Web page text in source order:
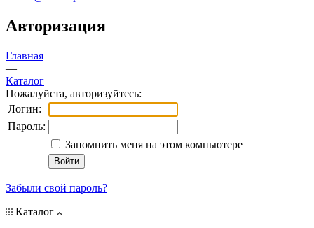
Авторизация
Главная
—
Каталог
Пожалуйста, авторизуйтесь:
Логин:
Пароль:
Запомнить меня на этом компьютере
Забыли свой пароль?
Каталог